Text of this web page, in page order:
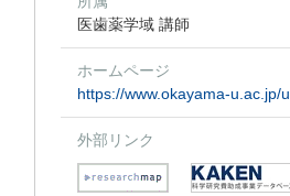
医歯薬学域 講師
ホームページ
https://www.okayama-u.ac.jp/
外部リンク